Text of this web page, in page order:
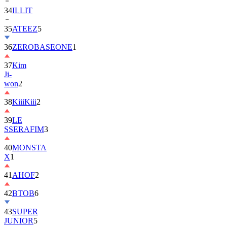
34ILLIT
35ATEEZ5
36ZEROBASEONE1
37Kim
Ji-
won2
38KiiiKiii2
39LE
SSERAFIM3
40MONSTA
X1
41 AHOF2
42BTOB6
43SUPER
JUNIOR5